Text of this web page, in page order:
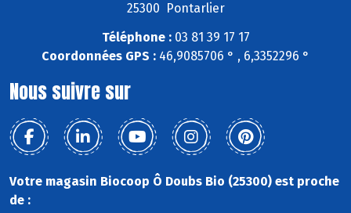
25300 Pontarlier
Téléphone :03 81 39 17 17
Coordonnées GPS : 46,9085706 ° , 6,3352296 °
Nous suivre sur
Votre magasin Biocoop Ô Doubs Bio (25300) est proche
de :